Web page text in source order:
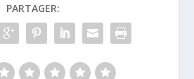
PARTAGER: